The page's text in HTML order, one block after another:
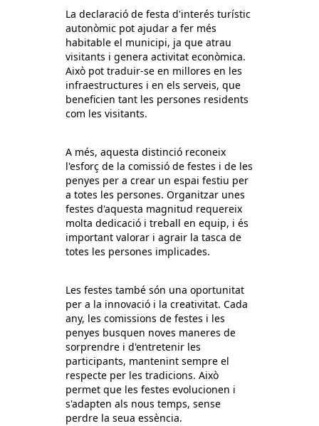
La declaració de festa d'interés turístic
autonòmic pot ajudar a fer més
habitable el municipi, ja que atrau
visitants i genera activitat econòmica.
Això pot traduir-se en millores en les
infraestructures i en els serveis, que
beneficien tant les persones residents
com les visitants.
A més, aquesta distinció reconeix
l'esforç de la comissió de festes i de les
penyes per a crear un espai festiu per
a totes les persones. Organitzar unes
festes d'aquesta magnitud requereix
molta dedicació i treball en equip, i és
important valorar i agrair la tasca de
totes les persones implicades.
Les festes també són una oportunitat
per a la innovació i la creativitat. Cada
any, les comissions de festes i les
penyes busquen noves maneres de
sorprendre i d'entretenir les
participants, mantenint sempre el
respecte per les tradicions. Això
permet que les festes evolucionen i
s'adapten als nous temps, sense
perdre la seua essència.